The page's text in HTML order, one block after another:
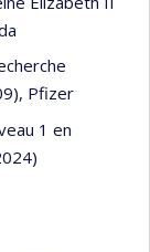
Pfizer
1 en